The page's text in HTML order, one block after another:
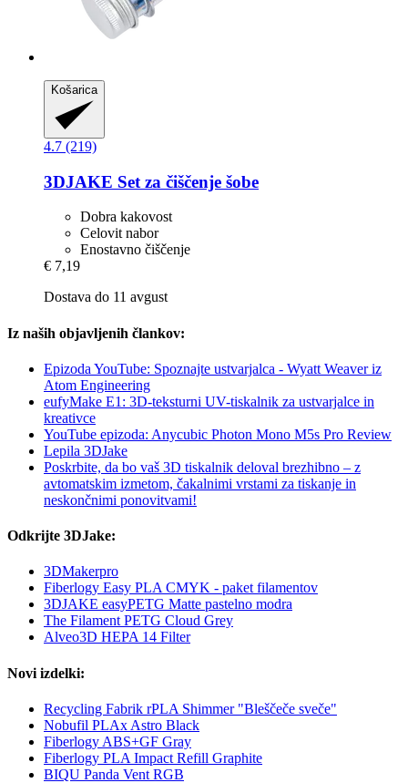
Košarica
4.7 (219)
3DJAKE Set za čiščenje šobe
Dobra kakovost
Celovit nabor
Enostavno čiščenje
€ 7,19
Dostava do 11 avgust
Iz naših objavljenih člankov:
Epizoda YouTube: Spoznajte ustvarjalca - Wyatt Weaver iz
Atom Engineering
eufyMake E1: 3D-teksturni UV-tiskalnik za ustvarjalce in
kreativce
YouTube epizoda: Anycubic Photon Mono M5s Pro Review
Lepila 3DJake
Poskrbite, da bo vaš 3D tiskalnik deloval brezhibno – z
avtomatskim izmetom, čakalnimi vrstami za tiskanje in
neskončnimi ponovitvami!
Odkrijte 3DJake:
3DMakerpro
Fiberlogy Easy PLA CMYK - paket filamentov
3DJAKE easyPETG Matte pastelno modra
The Filament PETG Cloud Grey
Alveo3D HEPA 14 Filter
Novi izdelki:
Recycling Fabrik rPLA Shimmer "Bleščeče sveče"
Nobufil PLAx Astro Black
Fiberlogy ABS+GF Gray
Fiberlogy PLA Impact Refill Graphite
BIQU Panda Vent RGB